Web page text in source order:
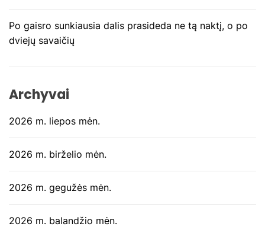
š
ų
Po gaisro sunkiausia dalis prasideda ne tą naktį, o po
dviejų savaičių
Archyvai
2026 m. liepos mėn.
2026 m. birželio mėn.
2026 m. gegužės mėn.
2026 m. balandžio mėn.